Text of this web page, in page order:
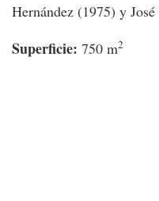
Hernández (1975) y
Superficie: 750 m2